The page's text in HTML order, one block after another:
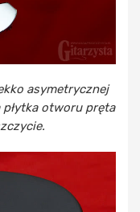
asymetrycznej
otworu pręta